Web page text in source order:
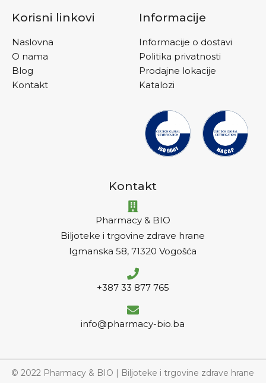
Korisni linkovi
Naslovna
O nama
Blog
Kontakt
Informacije
Informacije o dostavi
Politika privatnosti
Prodajne lokacije
Katalozi
Kontakt
Pharmacy & BIO
Biljoteke i trgovine zdrave hrane
Igmanska 58, 71320 Vogošća
+387 33 877 765
info@pharmacy-bio.ba
© 2022 Pharmacy & BIO | Biljoteke i trgovine zdrave hrane